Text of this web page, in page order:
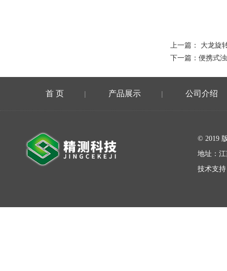
上一篇： 大龙旋
下一篇： 便携式
首 页 | 产品展示 | 公司介绍
© 2019
地址：
技术支